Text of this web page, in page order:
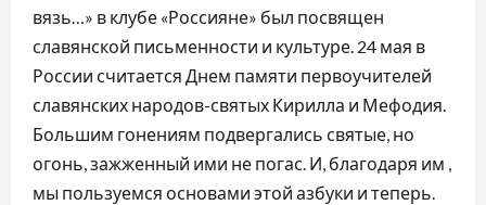
вязь…» в клубе «Россияне» был посвящен
славянской письменности и культуре. 24 мая в
России считается Днем памяти первоучителей
славянских народов-святых Кирилла и Мефодия.
Большим гонениям подвергались святые, но
огонь, зажженный ими не погас. И, благодаря им ,
мы пользуемся основами этой азбуки и теперь.